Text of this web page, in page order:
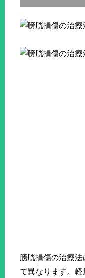
膀胱損傷の治療
て異なります。